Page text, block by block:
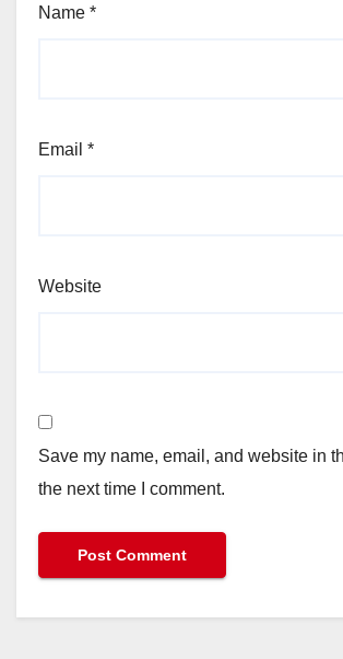
Name *
Email *
Website
Save my name, email, and website in
the next time I comment.